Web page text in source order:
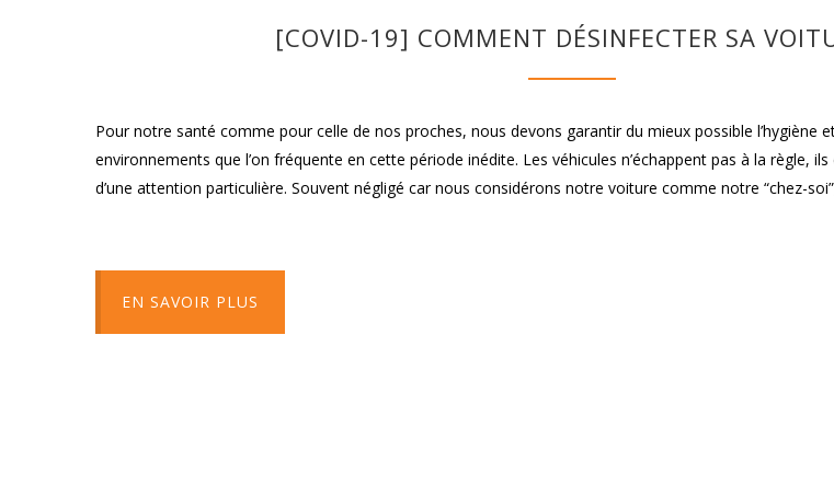
[COVID-19] COMMENT DÉSINFECTER SA
Pour notre santé comme pour celle de nos proches, nous devons garantir du mieux possible l’hygiène
environnements que l’on fréquente en cette période inédite. Les véhicules n’échappent pas à la règle,
d’une attention particulière. Souvent négligé car nous considérons notre voiture comme notre “chez-
EN SAVOIR PLUS